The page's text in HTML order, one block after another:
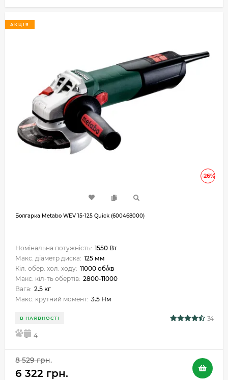
-26%
АКЦІЯ
Болгарка Metabo WEV 15-125 Quick (600468000)
Номінальна потужність: 1550 Вт
Макс. діаметр диска: 125 мм
Кіл. обер. хол. ходу: 11000 об/хв
Макс. кіл-ть обертів: 2800-11000
Вага: 2.5 кг
Макс. крутний момент: 3.5 Нм
В НАЯВНОСТІ 34
5 4
8 529 грн.
6 322 грн.